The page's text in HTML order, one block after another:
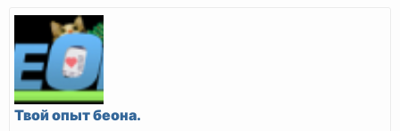
Твой опыт беона.